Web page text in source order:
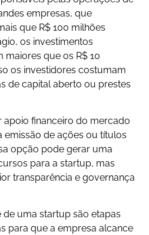
empresas, que
que R$ 100 milhões
os investimentos
que os R$ 10
os investidores costumam
de capital aberto ou prestes
apoio financeiro do mercado
emissão de ações ou títulos
opção pode gerar uma
para a startup, mas
transparência e governança
uma startup são etapas
para que a empresa alcance